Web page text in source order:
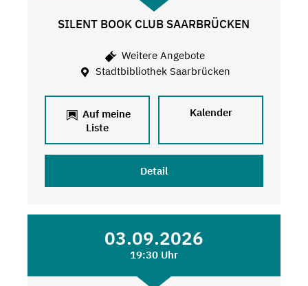
SILENT BOOK CLUB SAARBRÜCKEN
Weitere Angebote
Stadtbibliothek Saarbrücken
Auf meine
Liste
Kalender
Detail
03.09.2026
19:30 Uhr